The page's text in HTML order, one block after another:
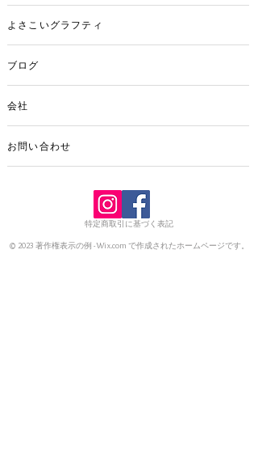
よさこいグラフティ
ブログ
会社
お問い合わせ
特定商取引に基づく表記
© 2023 著作権表示の例 -Wix.com で作成されたホームページです。